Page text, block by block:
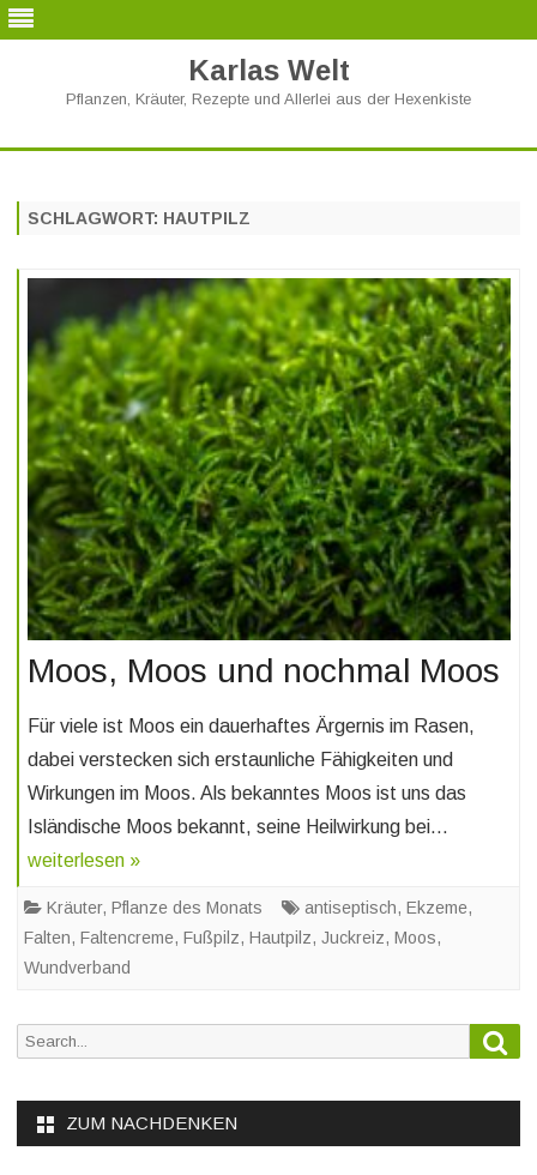
Karlas Welt
Pflanzen, Kräuter, Rezepte und Allerlei aus der Hexenkiste
SCHLAGWORT: HAUTPILZ
Moos, Moos und nochmal Moos
Für viele ist Moos ein dauerhaftes Ärgernis im Rasen,
dabei verstecken sich erstaunliche Fähigkeiten und
Wirkungen im Moos. Als bekanntes Moos ist uns das
Isländische Moos bekannt, seine Heilwirkung bei…
weiterlesen »
Kräuter, Pflanze des Monats antiseptisch, Ekzeme,
Falten, Faltencreme, Fußpilz, Hautpilz, Juckreiz, Moos,
Wundverband
Search
ZUM NACHDENKEN